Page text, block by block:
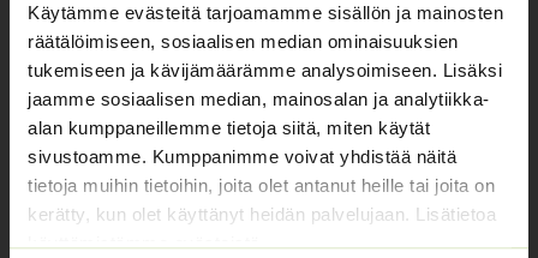
Käytämme evästeitä tarjoamamme sisällön ja mainosten
räätälöimiseen, sosiaalisen median ominaisuuksien
tukemiseen ja kävijämäärämme analysoimiseen. Lisäksi
jaamme sosiaalisen median, mainosalan ja analytiikka-
alan kumppaneillemme tietoja siitä, miten käytät
sivustoamme. Kumppanimme voivat yhdistää näitä
tietoja muihin tietoihin, joita olet antanut heille tai joita on
kerätty, kun olet käyttänyt heidän palvelujaan. Lisätietoa
käyttämistämme evästeistä
info@siemenvesa.fi
Keskuskatu 40, Aito kaupan yhteydessä. 38700
Kankaanpää.
Noutopiste avoinna sopimuksen mukaan ja arkisin 10-
17.
Facebook
Instagram